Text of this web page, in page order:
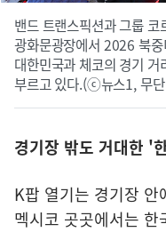
밴드 트랜스픽션과 그룹
광화문광장에서 2026 북
대한민국과 체코의 경기
부르고 있다.(ⓒ뉴스1, 무
경기장 밖도 거대한
K팝 열기는 경기장
멕시코 곳곳에서는